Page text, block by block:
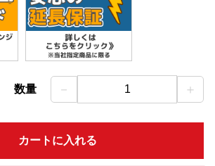
数量 － 1 ＋
カートに入れる